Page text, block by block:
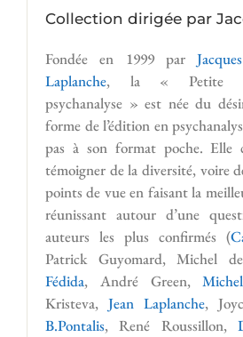
Collection dirigée par
Fondée en 1999 par
Laplanche, la « Petite
psychanalyse » est née du
forme de l’édition en
pas à son format poche. Elle
témoigner de la diversité, voire
points de vue en faisant la
réunissant autour d’une
auteurs les plus confirmés (
Patrick Guyomard, Michel
Fédida, André Green,
Kristeva, Jean Laplanche,
B.Pontalis, René Roussillon,